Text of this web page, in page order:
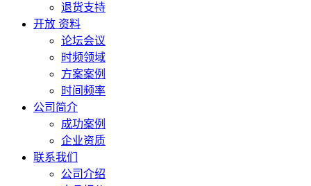
退货支持
开放 资料
论坛会议
时频领域
方案案例
时间频率
公司简介
成功案例
企业资质
联系我们
公司介绍